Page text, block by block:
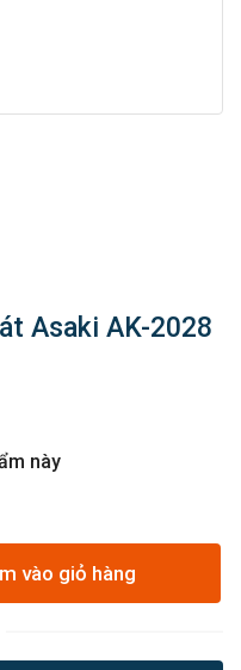
Asaki AK-2028
này
vào giỏ hàng